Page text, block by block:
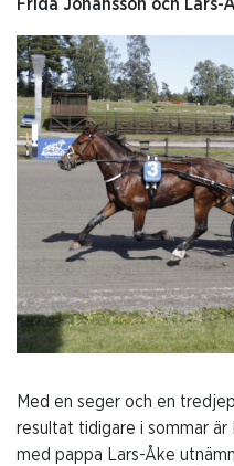
Frida Johansson och Lars-
Med en seger och en
resultat tidigare i sommar är
med pappa Lars-Åke